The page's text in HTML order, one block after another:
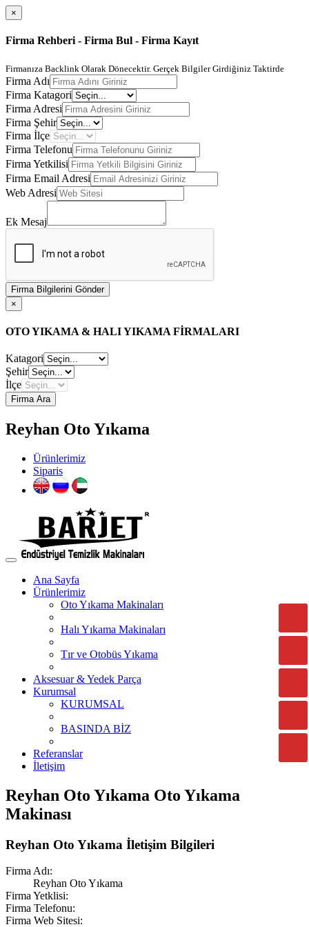
×
Firma Rehberi - Firma Bul - Firma Kayıt
Firmanıza Backlink Olarak Dönecektir. Gerçek Bilgiler Girdiğiniz Taktirde
Firma Adı
Firma Katagori
Firma Adresi
Firma Şehir
Firma İlçe
Firma Telefonu
Firma Yetkilisi
Firma Email Adresi
Web Adresi
Ek Mesaj
Firma Bilgilerini Gönder
×
OTO YIKAMA & HALI YIKAMA FİRMALARI
Katagori
Şehir
İlçe
Firma Ara
Reyhan Oto Yıkama
Ürünlerimiz
Siparis
Ana Sayfa
Ürünlerimiz
Oto Yıkama Makinaları
Halı Yıkama Makinaları
Tır ve Otobüs Yıkama
Aksesuar & Yedek Parça
Kurumsal
KURUMSAL
BASINDA BİZ
Referanslar
İletişim
Reyhan Oto Yıkama Oto Yıkama
Makinası
Reyhan Oto Yıkama İletişim Bilgileri
Firma Adı:
Reyhan Oto Yıkama
Firma Yetklisi:
Firma Telefonu:
Firma Web Sitesi: